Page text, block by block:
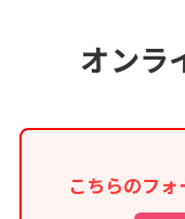
す。バスタブ付
■宿泊税（観光
まれておりませ
オンラ
こちらのフォ